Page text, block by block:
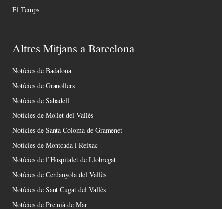
El Temps
Altres Mitjans a Barcelona
Notícies de Badalona
Notícies de Granollers
Notícies de Sabadell
Notícies de Mollet del Vallès
Notícies de Santa Coloma de Gramenet
Notícies de Montcada i Reixac
Notícies de l’Hospitalet de Llobregat
Notícies de Cerdanyola del Vallès
Notícies de Sant Cugat del Vallès
Notícies de Premià de Mar